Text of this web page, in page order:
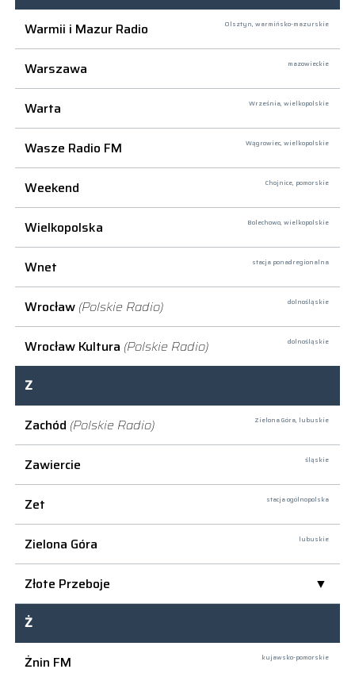
Warmii i Mazur Radio
Olsztyn, warmińsko-mazurskie
Warszawa mazowieckie
Warta Września, wielkopolskie
Wasze Radio FM Wągrowiec, wielkopolskie
Weekend Chojnice, pomorskie
Wielkopolska Bolechowo, wielkopolskie
Wnet stacja ponadregionalna
Wrocław (Polskie Radio) dolnośląskie
Wrocław Kultura (Polskie Radio) dolnośląskie
Z
Zachód (Polskie Radio) Zielona Góra, lubuskie
Zawiercie śląskie
Zet stacja ogólnopolska
Zielona Góra lubuskie
Złote Przeboje
Ż
Żnin FM
kujawsko-pomorskie